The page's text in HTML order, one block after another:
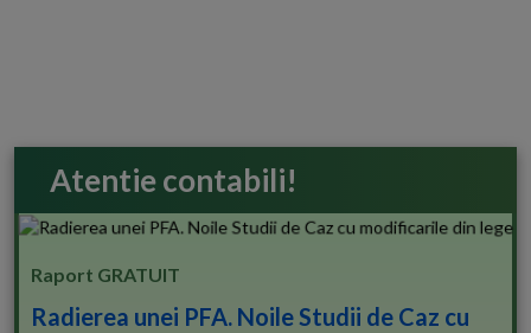
Atentie contabili!
Raport GRATUIT
Radierea unei PFA. Noile Studii de Caz cu